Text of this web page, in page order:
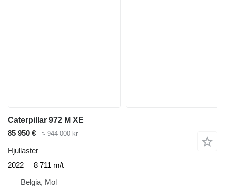
Caterpillar 972 M XE
85 950 €
≈ 944 000 kr
Hjullaster
2022
8 711 m/t
Belgia, Mol